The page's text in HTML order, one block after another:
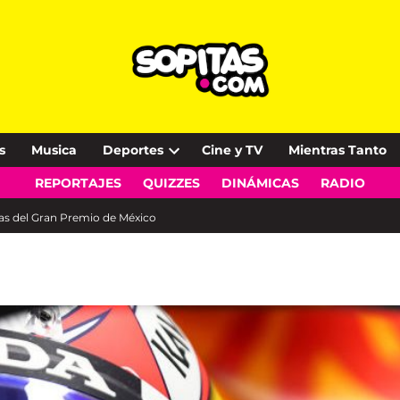
Musica Deportes
Open
dropdown
Cine y TV Mientras Tanto
REPORTAJES QUIZZES DINÁMICAS RADIO
del Gran Premio de México